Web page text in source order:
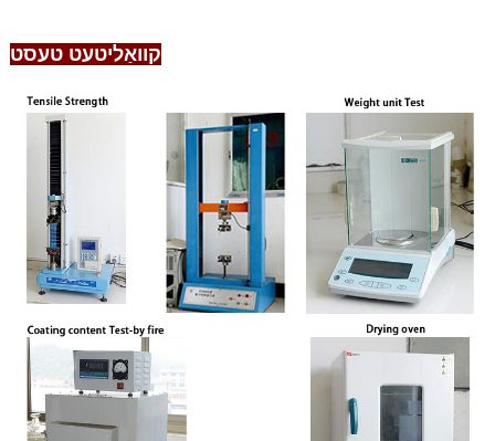
קוואַליטעט טעסט